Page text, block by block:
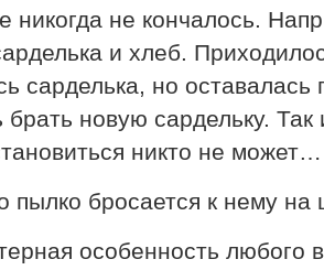
никогда не кончалось.
и хлеб.
сарделька, но оставалась
новую сардельку.
никто не может…
пылко бросается к нему
особенность любого